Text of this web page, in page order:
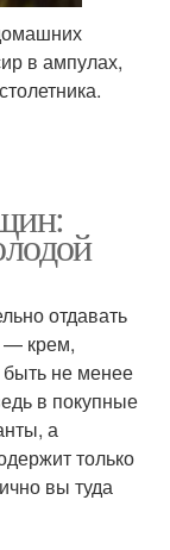
в ампулах,
отдавать
— крем,
не менее
в покупные
а
только
вы туда